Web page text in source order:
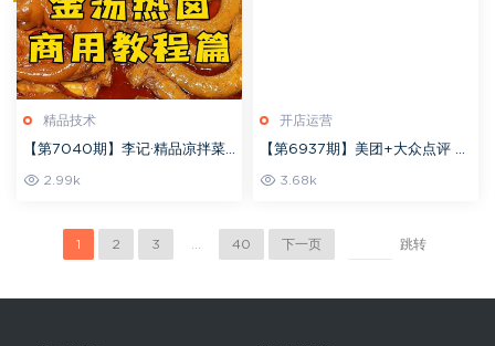
精品技术
【第7040期】李记·精品凉拌菜
系列热卤系列教程
2.99k
开店运营
【第6937期】美团+大众点评 从
入门到精通：店铺本地生活 流量
3.68k
1 2 3 40 下一页 跳转